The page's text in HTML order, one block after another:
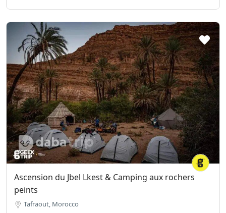
Ascension du Jbel Lkest & Camping aux rochers
peints
Tafraout, Morocco